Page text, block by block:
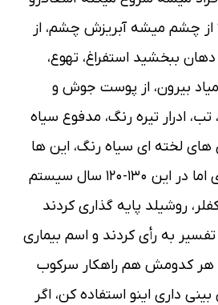
از چشم ميشه آبريزش چشم، از
دهان ببخشيد استفراغ، تهوع،
بيرون، از پوست جوش و
تب، ادرار تيره رنگ، مدفوع سياه
لخته اي سياه رنگ، اين ها
همش ميشه پاكسازي اما در اين ١٣٠-١٢٠ سال سيستم
روشيلد پايه گذاري كردند
به رأي كردند و اسم بيماري
هر كدومش هم راهكار سركوب
بيني داري اينو استفاده كن، اگر